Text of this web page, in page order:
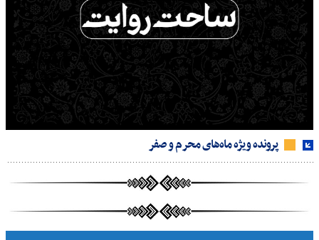
پرونده ویژه ماه‌های محرم و صفر